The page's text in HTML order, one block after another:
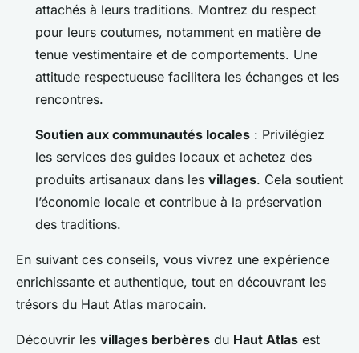
attachés à leurs traditions. Montrez du respect
pour leurs coutumes, notamment en matière de
tenue vestimentaire et de comportements. Une
attitude respectueuse facilitera les échanges et les
rencontres.
Soutien aux communautés locales : Privilégiez
les services des guides locaux et achetez des
produits artisanaux dans les villages. Cela soutient
l’économie locale et contribue à la préservation
des traditions.
En suivant ces conseils, vous vivrez une expérience
enrichissante et authentique, tout en découvrant les
trésors du Haut Atlas marocain.
Découvrir les villages berbères du Haut Atlas est